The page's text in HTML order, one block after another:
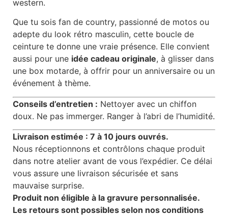
western.
Que tu sois fan de country, passionné de motos ou
adepte du look rétro masculin, cette boucle de
ceinture te donne une vraie présence. Elle convient
aussi pour une idée cadeau originale, à glisser dans
une box motarde, à offrir pour un anniversaire ou un
événement à thème.
Conseils d’entretien : Nettoyer avec un chiffon
doux. Ne pas immerger. Ranger à l’abri de l’humidité.
Livraison estimée : 7 à 10 jours ouvrés.
Nous réceptionnons et contrôlons chaque produit
dans notre atelier avant de vous l’expédier. Ce délai
vous assure une livraison sécurisée et sans
mauvaise surprise.
Produit non éligible à la gravure personnalisée.
Les retours sont possibles selon nos conditions